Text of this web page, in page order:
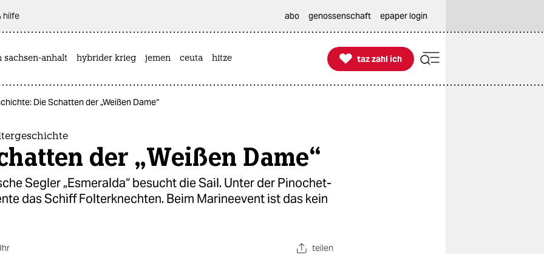
hilfe abo genossenschaft epaper login
sachsen-anhalt hybrider krieg jemen ceuta hitze 
taz zahl ich
taz zahl ich
Die Schatten der „Weißen Dame“
der „Weißen Dame“
Segler „Esmeralda“ besucht die Sail. Unter der Pinochet-
das Schiff Folterknechten. Beim Marineevent ist das kein
teilen